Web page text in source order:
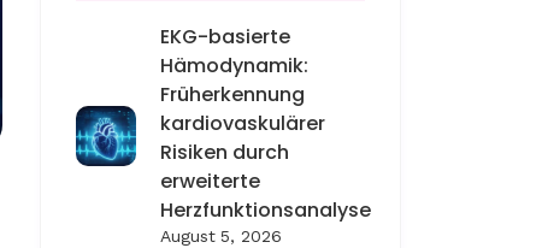
EKG-basierte
Hämodynamik:
Früherkennung
kardiovaskulärer
Risiken durch
erweiterte
Herzfunktionsanalyse
August 5, 2026